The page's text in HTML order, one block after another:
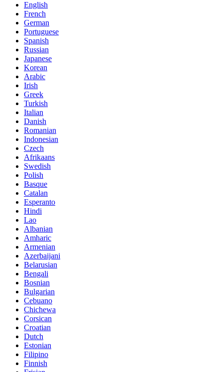
English
French
German
Portuguese
Spanish
Russian
Japanese
Korean
Arabic
Irish
Greek
Turkish
Italian
Danish
Romanian
Indonesian
Czech
Afrikaans
Swedish
Polish
Basque
Catalan
Esperanto
Hindi
Lao
Albanian
Amharic
Armenian
Azerbaijani
Belarusian
Bengali
Bosnian
Bulgarian
Cebuano
Chichewa
Corsican
Croatian
Dutch
Estonian
Filipino
Finnish